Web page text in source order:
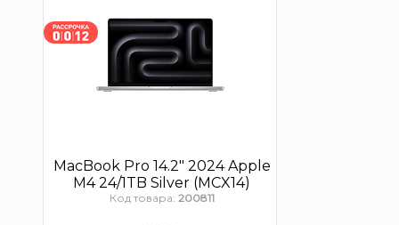
MacBook Pro 14.2″ 2024 Apple
M4 24/1TB Silver (MCX14)
Код товара: 200811